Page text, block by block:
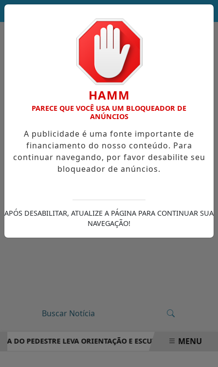
DO PEDESTRE LEVA ORIENTAÇÃO E ESCUTA PÚBLICA A
MENU
HAMM
PARECE QUE VOCÊ USA UM BLOQUEADOR DE
ANÚNCIOS
A publicidade é uma fonte importante de
financiamento do nosso conteúdo. Para
continuar navegando, por favor desabilite seu
bloqueador de anúncios.
APÓS DESABILITAR, ATUALIZE A PÁGINA PARA CONTINUAR SUA
NAVEGAÇÃO!